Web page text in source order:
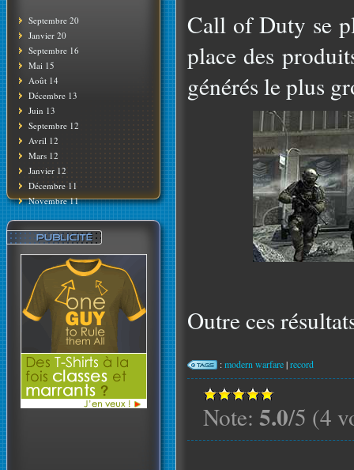
Septembre 20
Janvier 20
Septembre 16
Mai 15
Août 14
Décembre 13
Juin 13
Septembre 12
Avril 12
Mars 12
Janvier 12
Décembre 11
Novembre 11
Call of Duty se
place des
générés le plus
Outre ces
:modern warfare|record
Note: 5.0/5 (4